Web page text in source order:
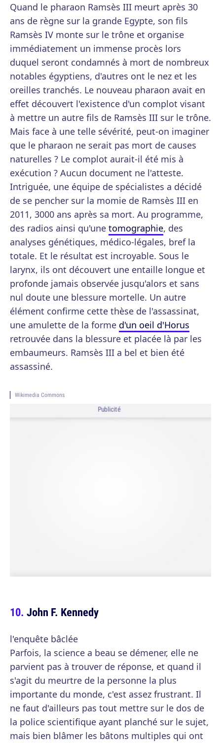
Quand le pharaon Ramsès III meurt après 30
ans de règne sur la grande Egypte, son fils
Ramsès IV monte sur le trône et organise
immédiatement un immense procès lors
duquel seront condamnés à mort de nombreux
notables égyptiens, d'autres ont le nez et les
oreilles tranchés. Le nouveau pharaon avait en
effet découvert l'existence d'un complot visant
à mettre un autre fils de Ramsès III sur le trône.
Mais face à une telle sévérité, peut-on imaginer
que le pharaon ne serait pas mort de causes
naturelles ? Le complot aurait-il été mis à
exécution ? Aucun document ne l'atteste.
Intriguée, une équipe de spécialistes a décidé
de se pencher sur la momie de Ramsès III en
2011, 3000 ans après sa mort. Au programme,
des radios ainsi qu'une tomographie, des
analyses génétiques, médico-légales, bref la
totale. Et le résultat est incroyable. Sous le
larynx, ils ont découvert une entaille longue et
profonde jamais observée jusqu'alors et sans
nul doute une blessure mortelle. Un autre
élément confirme cette thèse de l'assassinat,
une amulette de la forme d'un oeil d'Horus
retrouvée dans la blessure et placée là par les
embaumeurs. Ramsès III a bel et bien été
assassiné.
Wikimedia Commons
Publicité
John F. Kennedy
l'enquête bâclée
Parfois, la science a beau se démener, elle ne
parvient pas à trouver de réponse, et quand il
s'agit du meurtre de la personne la plus
importante du monde, c'est assez frustrant. Il
ne faut d'ailleurs pas tout mettre sur le dos de
la police scientifique ayant planché sur le sujet,
mais bien blâmer les bâtons multiples qui ont